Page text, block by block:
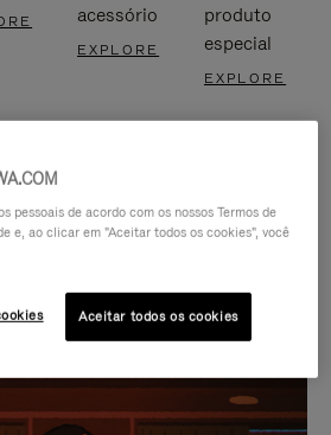
acessório
EXPLORE
produto
especial
EXPLORE
pessoais de acordo com os nossos Termos de
e, ao clicar em "Aceitar todos os cookies", você
Aceitar todos os cookies